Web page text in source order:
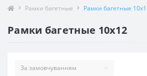
Рамки багетные Рамки багетные
Рамки багетные 10х12